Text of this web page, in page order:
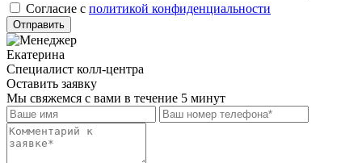
Cогласие с политикой конфиденциальности
Отправить
Екатерина
Специалист колл-центра
Оставить заявку
Мы свяжемся с вами в течение 5 минут